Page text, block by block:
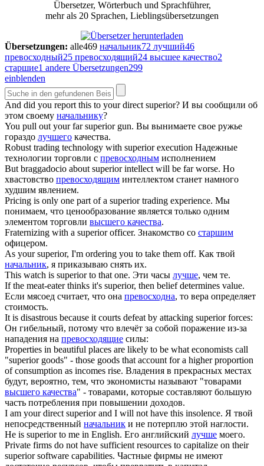
Übersetzer, Wörterbuch und Sprachführer,
mehr als 20 Sprachen, Lieblingsübersetzungen
Übersetzungen: alle469 начальник72 лучший46
превосходный25 превосходящий24 высшее качество2
старшие1 andere Übersetzungen299
einblenden
And did you report this to your directsuperior? И вы сообщили об
этом своему начальнику?
You pull out your farsuperiorgun. Вы вынимаете свое ружье
гораздо лучшего качества.
Robust trading technology with superiorexecution Надежные
технологии торговли с превосходным исполнением
But braggadocio aboutsuperiorintellect will be far worse. Но
хвастовство превосходящим интеллектом станет намного
худшим явлением.
Pricing is only one part of a superiortrading experience. Мы
понимаем, что ценообразование является только одним
элементом торговли высшего качества.
Fraternizing with a superiorofficer. Знакомство со старшим
офицером.
As yoursuperior, I'm ordering you to take them off. Как твой
начальник, я приказываю снять их.
This watch is superiorto that one. Эти часы лучше, чем те.
If the meat-eater thinks it's superior, then belief determines value.
Если мясоед считает, что она превосходна, то вера определяет
стоимость.
It is disastrous because it courts defeat by attacking superiorforces:
Он гибельный, потому что влечёт за собой поражение из-за
нападения на превосходящие силы:
Properties in beautiful places are likely to be what economists call
"superiorgoods" - those goods that account for a higher proportion
of consumption as incomes rise. Владения в прекрасных местах
будут, вероятно, тем, что экономисты называют "товарами
высшего качества" - товарами, которые составляют большую
часть потребления при повышении доходов.
I am your directsuperiorand I will not have this insolence. Я твой
непосредственный начальник и не потерплю этой наглости.
He is superiorto me in English. Его английский лучше моего.
Private firms do not have sufficient resources to capitalize on their
superiorsoftware capabilities. Частные фирмы не имеют